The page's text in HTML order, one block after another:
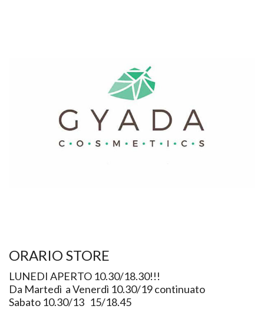
ORARIO STORE
LUNEDI APERTO 10.30/18.30!!!
Da Martedì a Venerdì 10.30/19 continuato
Sabato 10.30/13 15/18.45